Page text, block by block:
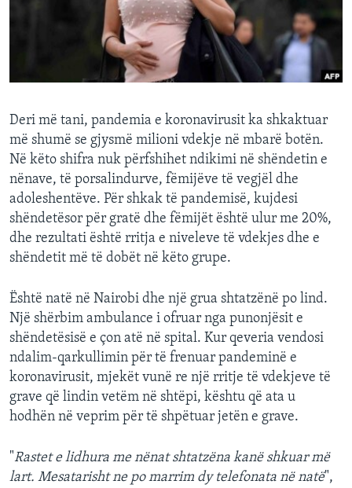
Deri më tani, pandemia e koronavirusit ka shkaktuar
më shumë se gjysmë milioni vdekje në mbarë botën.
Në këto shifra nuk përfshihet ndikimi në shëndetin e
nënave, të porsalindurve, fëmijëve të vegjël dhe
adoleshentëve. Për shkak të pandemisë, kujdesi
shëndetësor për gratë dhe fëmijët është ulur me 20%,
dhe rezultati është rritja e niveleve të vdekjes dhe e
shëndetit më të dobët në këto grupe.
Është natë në Nairobi dhe një grua shtatzënë po lind.
Një shërbim ambulance i ofruar nga punonjësit e
shëndetësisë e çon atë në spital. Kur qeveria vendosi
ndalim-qarkullimin për të frenuar pandeminë e
koronavirusit, mjekët vunë re një rritje të vdekjeve të
grave që lindin vetëm në shtëpi, kështu që ata u
hodhën në veprim për të shpëtuar jetën e grave.
"Rastet e lidhura me nënat shtatzëna kanë shkuar më
lart. Mesatarisht ne po marrim dy telefonata në natë",